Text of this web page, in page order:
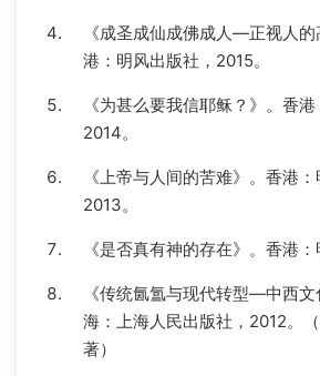
《成圣成仙成佛成人—正视人
港：明风出版社，2015。
《为甚么要我信耶稣？》。香港
2014。
《上帝与人间的苦难》。香港：
2013。
《是否真有神的存在》。香港：
《传统氤氲与现代转型—中西
海：上海人民出版社，2012。
著）